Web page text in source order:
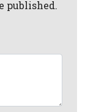
published.